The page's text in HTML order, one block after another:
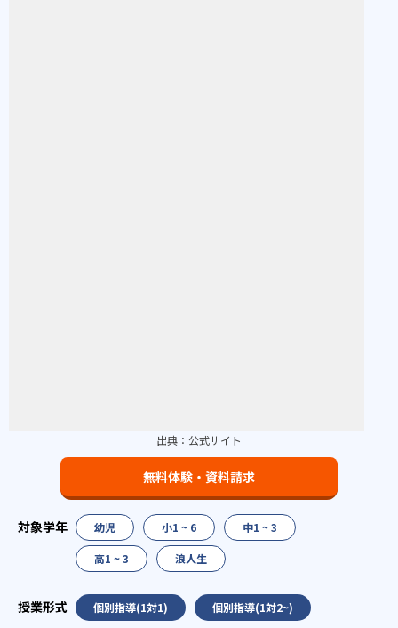
出典： 公式サイト
無料体験・資料請求
幼児 小1 ~ 6 中1 ~ 3
高1 ~ 3 浪人生
個別指導(1対1) 個別指導(1対2~)